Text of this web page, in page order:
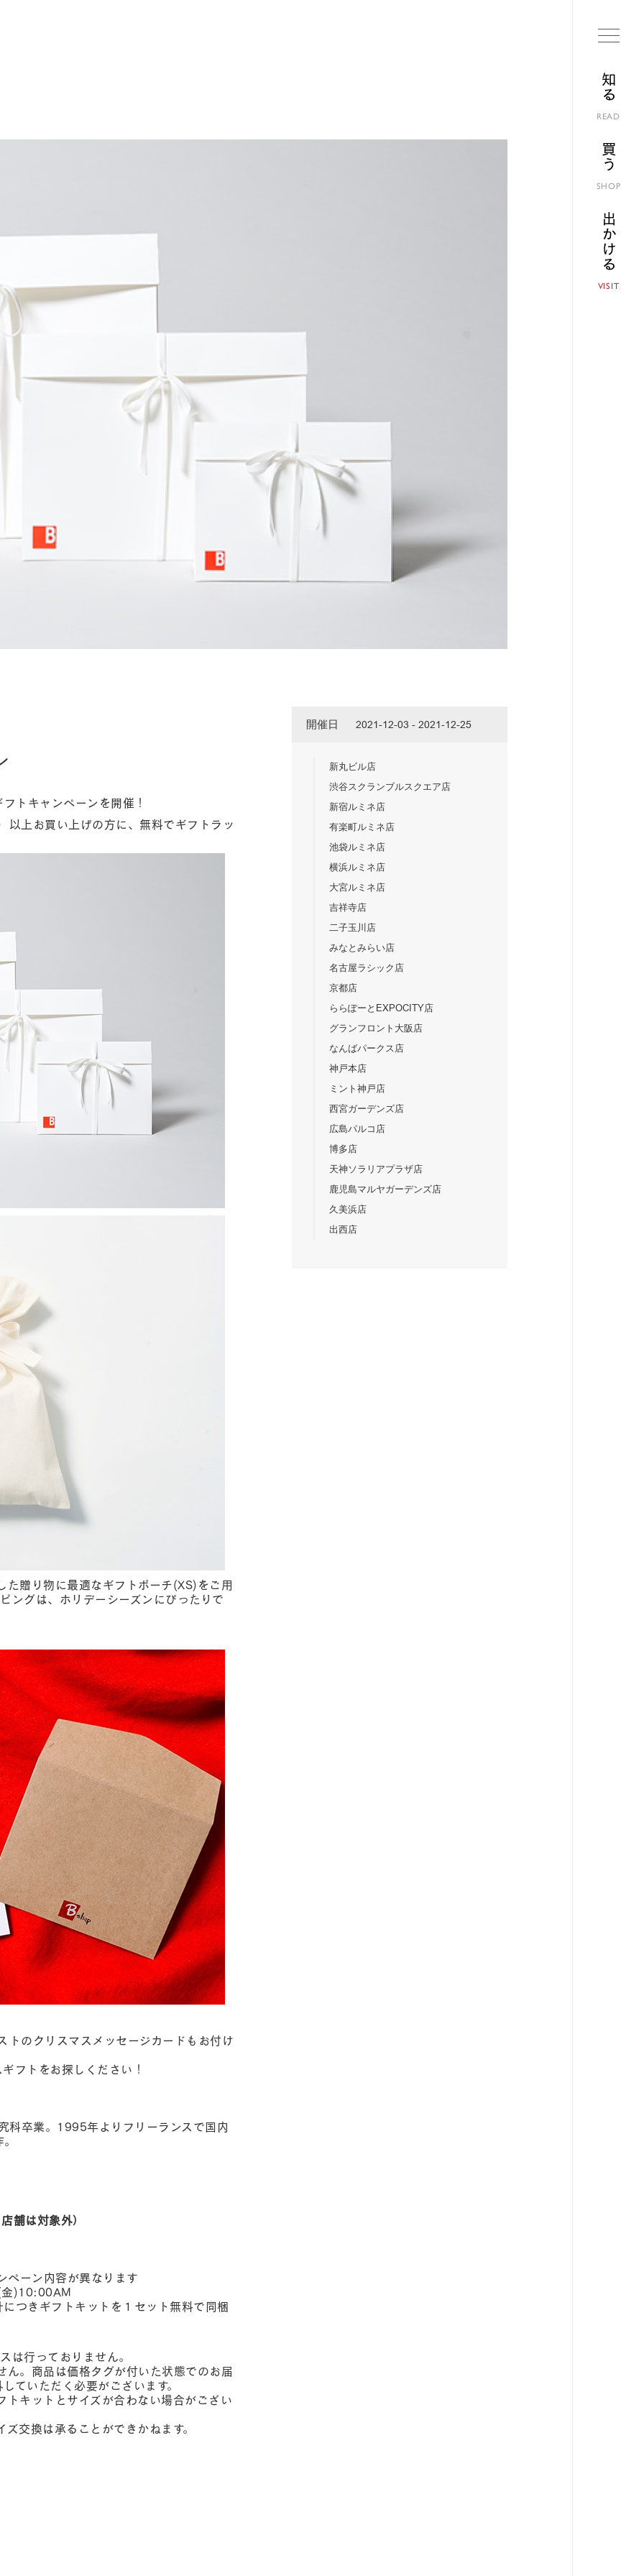
知る
READ
買う
SHOP
出かける
VISIT
トキャンペーンを開催！
上お買い上げの方に、無料でギフトラッ
贈り物に最適なギフトポーチ(XS)をご用
ングは、ホリデーシーズンにぴったりで
トのクリスマスメッセージカードもお付け
フトをお探しください！
科卒業。1995年よりフリーランスで国内
舗は対象外）
ペーン内容が異なります
)10:00AM
つきギフトキットを１セット無料で同梱
は行っておりません。
。商品は価格タグが付いた状態でのお届
ていただく必要がございます。
キットとサイズが合わない場合がござい
交換は承ることができかねます。
開催日 2021-12-03 - 2021-12-25
新丸ビル店
渋谷スクランブルスクエア店
新宿ルミネ店
有楽町ルミネ店
池袋ルミネ店
横浜ルミネ店
大宮ルミネ店
吉祥寺店
二子玉川店
みなとみらい店
名古屋ラシック店
京都店
ららぽーとEXPOCITY店
グランフロント大阪店
なんばパークス店
神戸本店
ミント神戸店
西宮ガーデンズ店
広島パルコ店
博多店
天神ソラリアプラザ店
鹿児島マルヤガーデンズ店
久美浜店
出西店